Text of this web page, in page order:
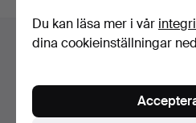
Sidfotsnavigation
Hjälp och kontakt
Alla auktionshus
Betalningsalternativ
Du kan läsa mer i vår
dina cookieinställningar